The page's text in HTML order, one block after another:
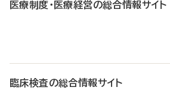
医療制度・医療経営の総合情報サイト
臨床検査の総合情報サイト